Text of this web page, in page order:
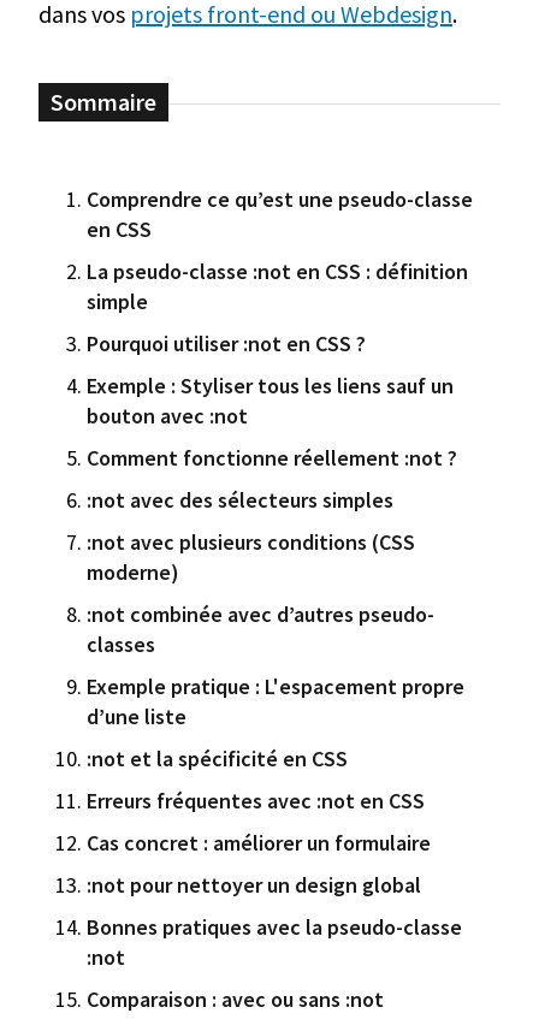
dans vos projets front-end ou Webdesign.
Comprendre ce qu’est une pseudo-classe
en CSS
La pseudo-classe :not en CSS : définition
simple
Pourquoi utiliser :not en CSS ?
Exemple : Styliser tous les liens sauf un
bouton avec :not
Comment fonctionne réellement :not ?
:not avec des sélecteurs simples
:not avec plusieurs conditions (CSS
moderne)
:not combinée avec d’autres pseudo-
classes
Exemple pratique : L'espacement propre
d’une liste
:not et la spécificité en CSS
Erreurs fréquentes avec :not en CSS
Cas concret : améliorer un formulaire
:not pour nettoyer un design global
Bonnes pratiques avec la pseudo-classe
:not
Comparaison : avec ou sans :not